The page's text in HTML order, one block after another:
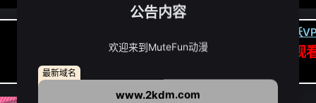
下载虎跃
APP高速专线可前往APP观
公告内容
欢迎来到MuteFun动漫
最新域名
www.2kdm.com